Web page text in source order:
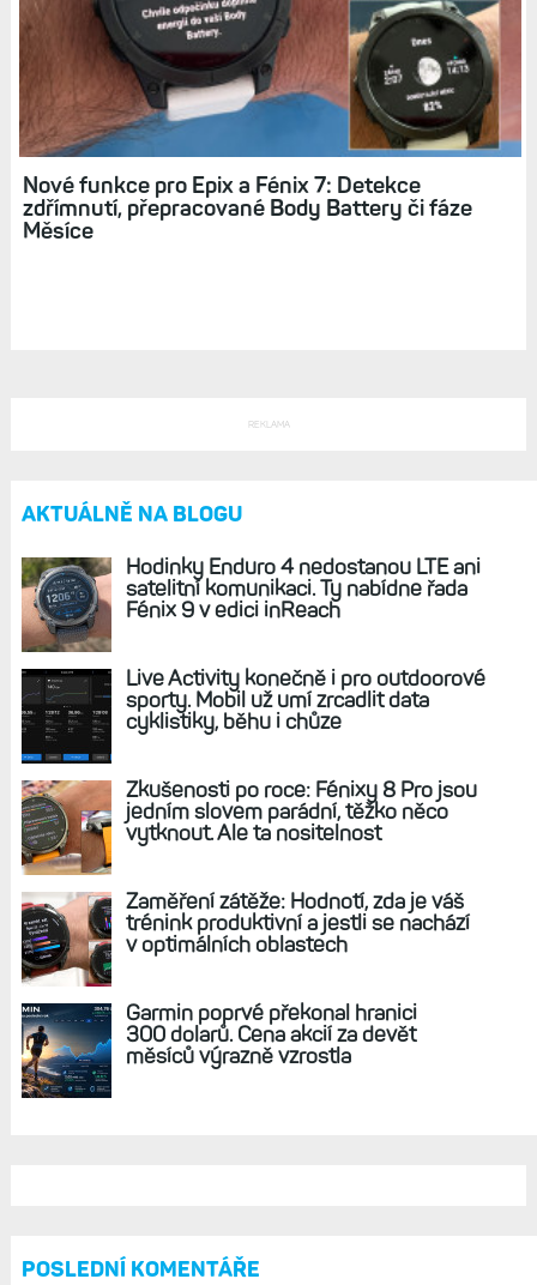
Kompletní přehled: Zdřímnutí, Spánkový
poradce a nové Body Battery. Pokročilé
sledování spánku
zdřímnutí, přepracované Body Battery či fáze
Měsíce
Fénix 9 v edici inReach